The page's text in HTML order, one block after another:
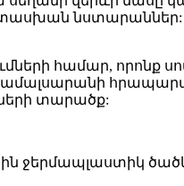
համար, որոնք
տարածք: